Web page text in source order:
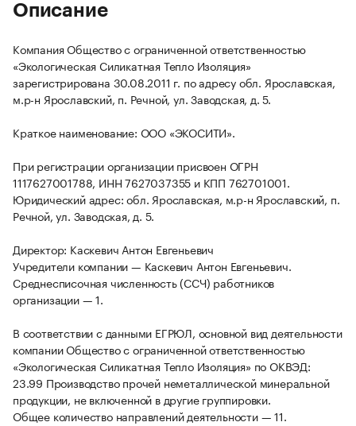
Описание
Компания Общество с ограниченной ответственностью
«Экологическая Силикатная Тепло Изоляция»
зарегистрирована 30.08.2011 г. по адресу обл. Ярославская,
м.р-н Ярославский, п. Речной, ул. Заводская, д. 5.
Краткое наименование: ООО «ЭКОСИТИ».
При регистрации организации присвоен ОГРН
1117627001788, ИНН 7627037355 и КПП 762701001.
Юридический адрес: обл. Ярославская, м.р-н Ярославский, п.
Речной, ул. Заводская, д. 5.
Директор: Каскевич Антон Евгеньевич
Учредители компании — Каскевич Антон Евгеньевич.
Среднесписочная численность (ССЧ) работников
организации — 1.
В соответствии с данными ЕГРЮЛ, основной вид деятельности
компании Общество с ограниченной ответственностью
«Экологическая Силикатная Тепло Изоляция» по ОКВЭД:
23.99 Производство прочей неметаллической минеральной
продукции, не включенной в другие группировки.
Общее количество направлений деятельности — 11.